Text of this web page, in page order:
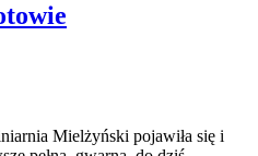
Mielżyński pojawiła się i